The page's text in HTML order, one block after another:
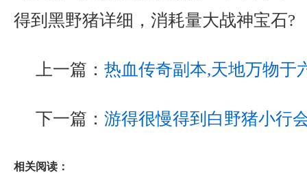
得到黑野猪详细，消耗量大战神宝石?
上一篇： 热血传奇副本,天地万物于
下一篇： 游得很慢得到白野猪小行
相关阅读：